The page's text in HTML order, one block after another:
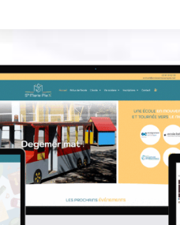
DU
TOUT
NOUVEAU
SITE
AIPIC